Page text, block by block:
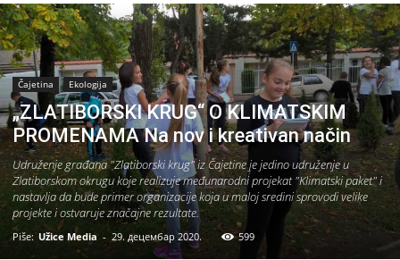
Čajetina Ekologija
„ZLATIBORSKI KRUG“ O KLIMATSKIM
PROMENAMA Na nov i kreativan način
Udruženje građana "Zlatiborski krug" iz Čajetine je jedino udruženje u
Zlatiborskom okrugu koje realizuje međunarodni projekat "Klimatski paket" i
nastavlja da bude primer organizacije koja u maloj sredini sprovodi velike
projekte i ostvaruje značajne rezultate.
Piše: Užice Media - 29. децембар 2020. 599